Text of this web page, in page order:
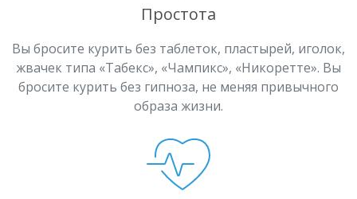
Простота
Вы бросите курить без таблеток, пластырей, иголок,
жвачек типа «Табекс», «Чампикс», «Никоретте». Вы
бросите курить без гипноза, не меняя привычного
образа жизни.